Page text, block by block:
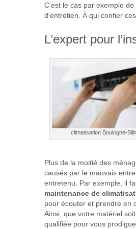
C’est le cas par exemple de
d'entretien. À qui confier ces
L’expert pour
climatisation Boulogne-
Plus de la moitié des
causés par le mauvais
entretenu. Par exemple, il
maintenance de
pour écouter et prendre en
Ainsi, que votre matériel
qualifiée pour vous